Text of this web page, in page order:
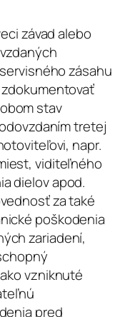
závad alebo
zásahu
stav
tretej
napr.
viditeľného
dielov apod.
za také
poškodenia
zariadení,
vzniknuté
pred